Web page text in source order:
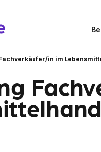
Fachverkäufer/in im